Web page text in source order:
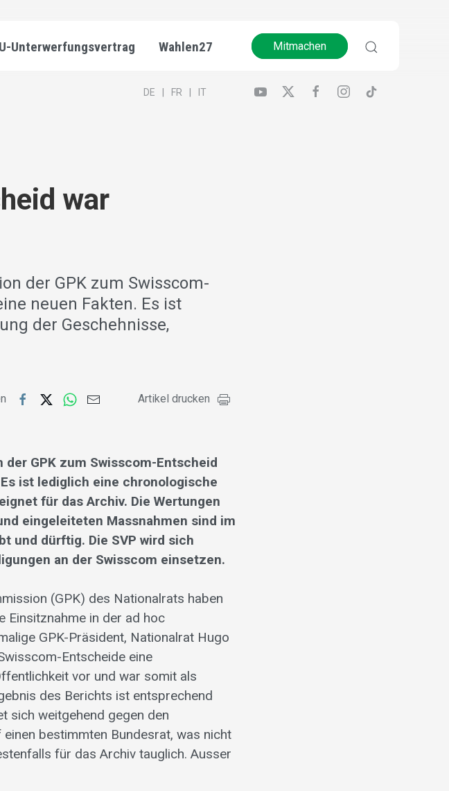
Unterwerfungsvertrag Wahlen27 Mitmachen
DE FR IT
war
der GPK zum Swisscom-
neuen Fakten. Es ist
der Geschehnisse,
Artikel drucken
GPK zum Swisscom-Entscheid
ist lediglich eine chronologische
für das Archiv. Die Wertungen
eingeleiteten Massnahmen sind im
und dürftig. Die SVP wird sich
an der Swisscom einsetzen.
(GPK) des Nationalrats haben
Einsitznahme in der ad hoc
GPK-Präsident, Nationalrat Hugo
Entscheide eine
vor und war somit als
des Berichts ist entsprechend
sich weitgehend gegen den
bestimmten Bundesrat, was nicht
für das Archiv tauglich. Ausser